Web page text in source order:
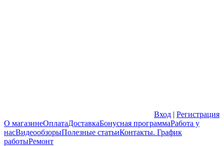
Вход | Регистрация
О магазинеОплатаДоставкаБонусная программаРабота у
насВидеообзорыПолезные статьиКонтакты. График
работыРемонт